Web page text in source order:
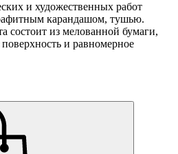
и художественных работ
карандашом, тушью.
состоит из мелованной бумаги,
и равномерное